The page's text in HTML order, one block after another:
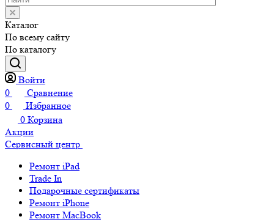
Каталог
По всему сайту
По каталогу
Войти
0
Сравнение
0
Избранное
0 Корзина
Акции
Сервисный центр
Ремонт iPad
Trade In
Подарочные сертификаты
Ремонт iPhone
Ремонт MacBook